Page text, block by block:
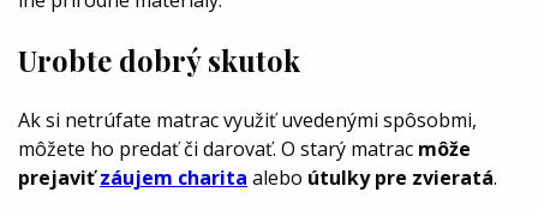
Urobte dobrý skutok
Ak si netrúfate matrac využiť uvedenými spôsobmi,
môžete ho predať či darovať. O starý matrac môže
prejaviťzáujem charita alebo útulky pre zvieratá.